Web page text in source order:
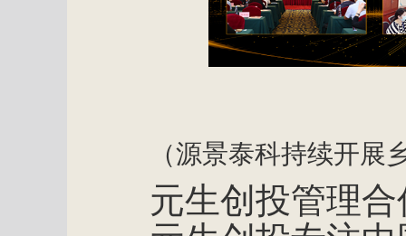
（源景泰科持续开展
元生创投管理